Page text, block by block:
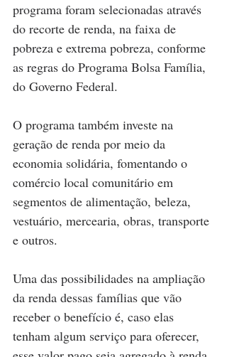
programa foram selecionadas através
do recorte de renda, na faixa de
pobreza e extrema pobreza, conforme
as regras do Programa Bolsa Família,
do Governo Federal.
O programa também investe na
geração de renda por meio da
economia solidária, fomentando o
comércio local comunitário em
segmentos de alimentação, beleza,
vestuário, mercearia, obras, transporte
e outros.
Uma das possibilidades na ampliação
da renda dessas famílias que vão
receber o benefício é, caso elas
tenham algum serviço para oferecer,